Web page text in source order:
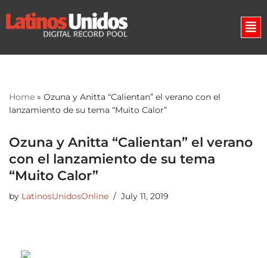
Skip
Home » Ozuna y Anitta “Calientan” el verano con el
lanzamiento de su tema “Muito Calor”
Ozuna y Anitta “Calientan” el verano
con el lanzamiento de su tema
“Muito Calor”
by LatinosUnidosOnline July 11, 2019